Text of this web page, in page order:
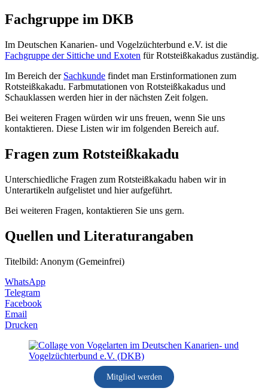
Fachgruppe im DKB
Im Deutschen Kanarien- und Vogelzüchterbund e.V. ist die
Fachgruppe der Sittiche und Exoten für Rotsteißkakadus zuständig.
Im Bereich der Sachkunde findet man Erstinformationen zum
Rotsteißkakadu. Farbmutationen von Rotsteißkakadus und
Schauklassen werden hier in der nächsten Zeit folgen.
Bei weiteren Fragen würden wir uns freuen, wenn Sie uns
kontaktieren. Diese Listen wir im folgenden Bereich auf.
Fragen zum Rotsteißkakadu
Unterschiedliche Fragen zum Rotsteißkakadu haben wir in
Unterartikeln aufgelistet und hier aufgeführt.
Bei weiteren Fragen, kontaktieren Sie uns gern.
Quellen und Literaturangaben
Titelbild: Anonym (Gemeinfrei)
WhatsApp
Telegram
Facebook
Email
Drucken
Mitglied werden